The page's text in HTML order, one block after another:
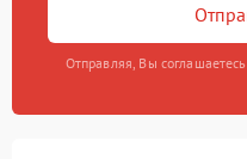
Отправляя, Вы